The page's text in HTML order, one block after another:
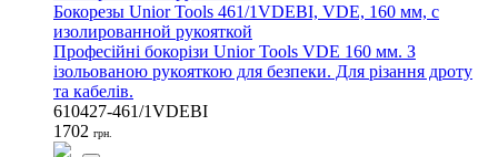
Бокорезы Unior Tools 461/1VDEBI, VDE, 160 мм, с
изолированной рукояткой
Професійні бокорізи Unior Tools VDE 160 мм. З
ізольованою рукояткою для безпеки. Для різання дроту
та кабелів.
610427-461/1VDEBI
1702 грн.